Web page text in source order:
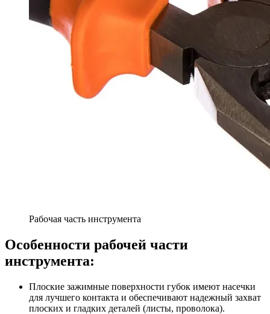
Рабочая часть инструмента
Особенности рабочей части
инструмента:
Плоские зажимные поверхности губок имеют насечки
для лучшего контакта и обеспечивают надежный захват
плоских и гладких деталей (листы, проволока).